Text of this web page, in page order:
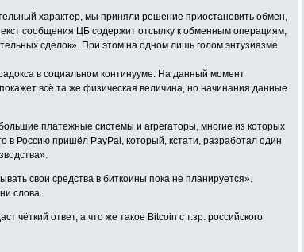
характер, мы приняли решение приостановить обмен,
сообщения ЦБ содержит отсылку к обменным операциям,
сделок». При этом на одном лишь голом энтузиазме
в социальном континууме. На данный момент
всё та же физическая величина, но начинания данные
платежные системы и агрегаторы, многие из которых
в Россию пришёл PayPal, который, кстати, разработал один
свои средства в биткоины пока не планируется».
слова.
чёткий ответ, а что же такое Bitcoin с т.зр. российского